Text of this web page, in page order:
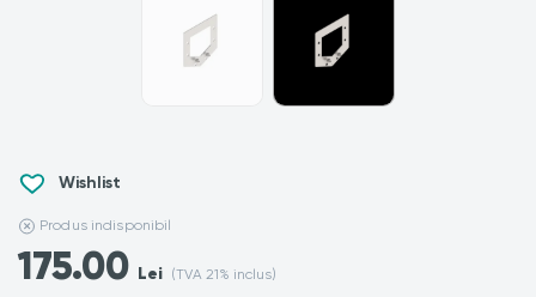
Wishlist
Produs indisponibil
175.00 Lei (TVA 21% inclus)